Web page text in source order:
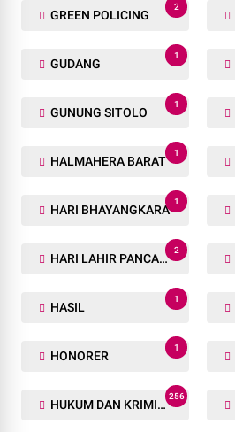
GREEN POLICING
2
GUDANG
1
GUNUNG SITOLO
1
HALMAHERA BARAT
1
HARI BHAYANGKARA
1
HARI LAHIR PANCASILA
2
HASIL
1
HONORER
1
HUKUM DAN KRIMINAL
256